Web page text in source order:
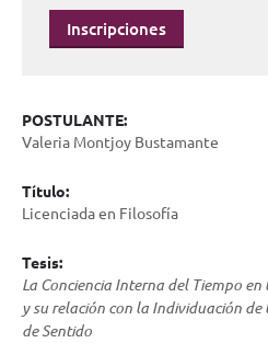
Inscripciones
POSTULANTE:
Valeria Montjoy Bustamante
Título:
Licenciada en Filosofía
Tesis:
La Conciencia Interna del Tiempo
y su relación con la Individuación
de Sentido